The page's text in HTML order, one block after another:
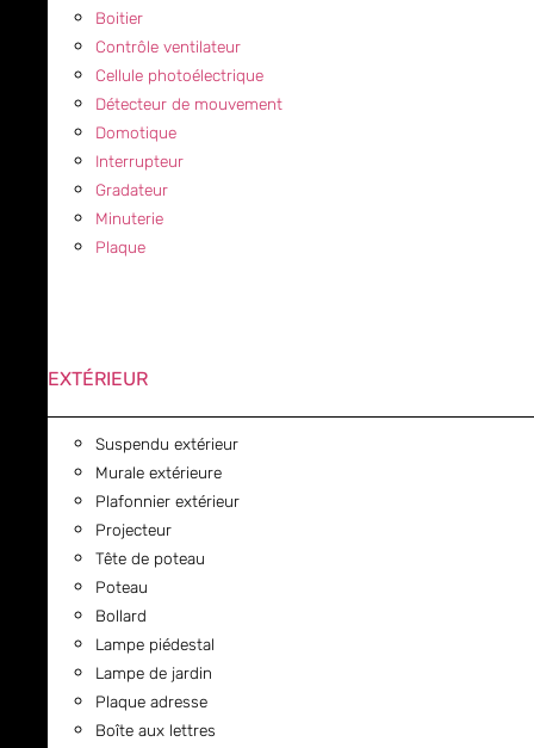
Boitier
Contrôle ventilateur
Cellule photoélectrique
Détecteur de mouvement
Domotique
Interrupteur
Gradateur
Minuterie
Plaque
EXTÉRIEUR
Suspendu extérieur
Murale extérieure
Plafonnier extérieur
Projecteur
Tête de poteau
Poteau
Bollard
Lampe piédestal
Lampe de jardin
Plaque adresse
Boîte aux lettres